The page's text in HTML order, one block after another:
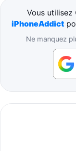
Vous utilisez
iPhoneAddict
Ne manquez